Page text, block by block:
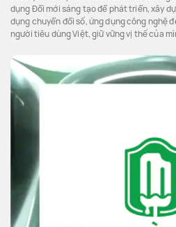
dụng Đổi mới sáng tạo để phát triển, xây
dụng chuyển đổi số, ứng dụng công nghệ
người tiêu dùng Việt, giữ vững vị thế của